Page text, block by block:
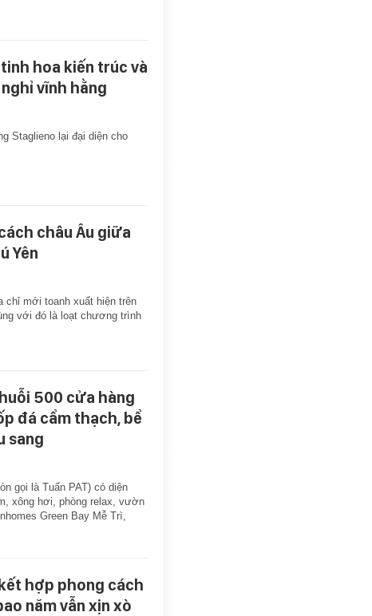
hoa kiến trúc và
vĩnh hằng
Staglieno lại đại diện cho
châu Âu giữa
Yên
chỉ mới toanh xuất hiện trên
với đó là loạt chương trình
500 cửa hàng
đá cẩm thạch, bể
sang
gọi là Tuấn PAT) có diện
xông hơi, phòng relax, vườn
Green Bay Mễ Trì,
hợp phong cách
năm vẫn xịn xò